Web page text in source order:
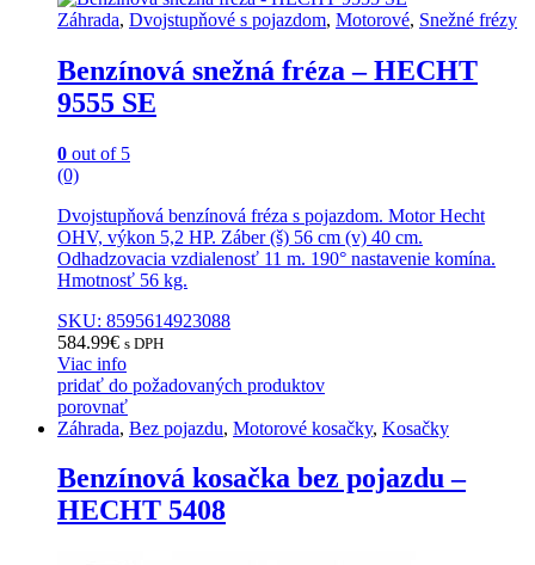
Záhrada, Dvojstupňové s pojazdom, Motorové, Snežné frézy
Benzínová snežná fréza – HECHT
9555 SE
0 out of 5
(0)
Dvojstupňová benzínová fréza s pojazdom. Motor Hecht
OHV, výkon 5,2 HP. Záber (š) 56 cm (v) 40 cm.
Odhadzovacia vzdialenosť 11 m. 190° nastavenie komína.
Hmotnosť 56 kg.
SKU: 8595614923088
584.99€ s DPH
Viac info
pridať do požadovaných produktov
porovnať
Záhrada, Bez pojazdu, Motorové kosačky, Kosačky
Benzínová kosačka bez pojazdu –
HECHT 5408